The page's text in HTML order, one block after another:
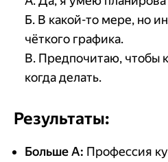
Б. В какой-то мере, но
чёткого графика.
В. Предпочитаю, чтобы
когда делать.
Результаты:
Больше А: Профессия